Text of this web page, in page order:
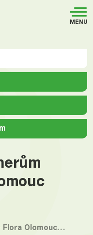
MENU
Flora Olomouc…